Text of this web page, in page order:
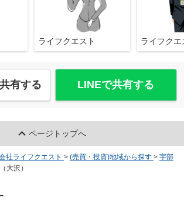
ライフクエスト ライフク
有する LINEで共有する
ページトップへ
社ライフクエスト > (売買・投資)地域から探す > 宇部
大沢）